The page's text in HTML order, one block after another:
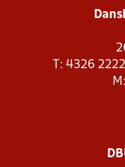
T: 4326
M: